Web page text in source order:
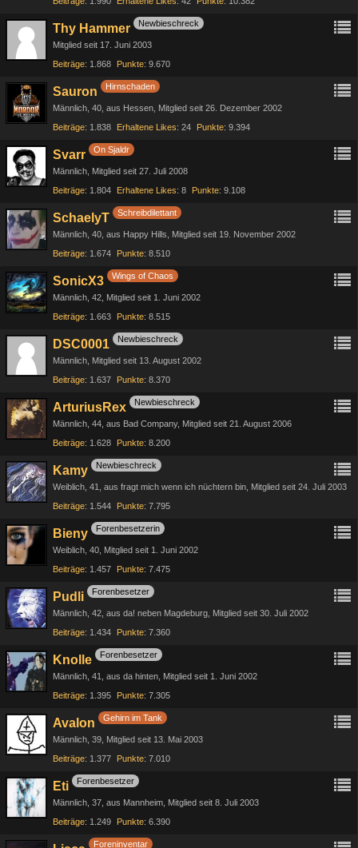
Thy Hammer Newbieschreck
Mitglied seit 17. Juni 2003
Beiträge 1.868 Punkte 9.670
Sauron Hirnschaden
Männlich 40 aus Hessen Mitglied seit 26. Dezember 2002
Beiträge 1.838 Erhaltene Likes 24 Punkte 9.394
Svarr On Sjaldr
Männlich Mitglied seit 27. Juli 2008
Beiträge 1.804 Erhaltene Likes 8 Punkte 9.108
SchaelyT Schreibdilettant
Männlich 40 aus Happy Hills
Mitglied seit 19. November 2002
Beiträge 1.674 Punkte 8.510
SonicX3 Wings of Chaos
Männlich 42 Mitglied seit 1. Juni 2002
Beiträge 1.663 Punkte 8.515
DSC0001 Newbieschreck
Männlich Mitglied seit 13. August 2002
Beiträge 1.637 Punkte 8.370
ArturiusRex Newbieschreck
Männlich 44 aus Bad Company Mitglied seit 21. August 2006
Beiträge 1.628 Punkte 8.200
Kamy Newbieschreck
Weiblich 41 aus fragt mich wenn ich nüchtern bin Mitglied seit 24. Juli 2003
Beiträge 1.544 Punkte 7.795
Bieny Forenbesetzerin
Weiblich 40 Mitglied seit 1. Juni 2002
Beiträge 1.457 Punkte 7.475
Pudli Forenbesetzer
Männlich 42 aus da! neben Magdeburg Mitglied seit 30. Juli 2002
Beiträge 1.434 Punkte 7.360
Knolle Forenbesetzer
Männlich 41 aus da hinten Mitglied seit 1. Juni 2002
Beiträge 1.395 Punkte 7.305
Avalon Gehirn im Tank
Männlich 39 Mitglied seit 13. Mai 2003
Beiträge 1.377 Punkte 7.010
Eti Forenbesetzer
Männlich 37 aus Mannheim Mitglied seit 8. Juli 2003
Beiträge 1.249 Punkte 6.390
Foreninventar